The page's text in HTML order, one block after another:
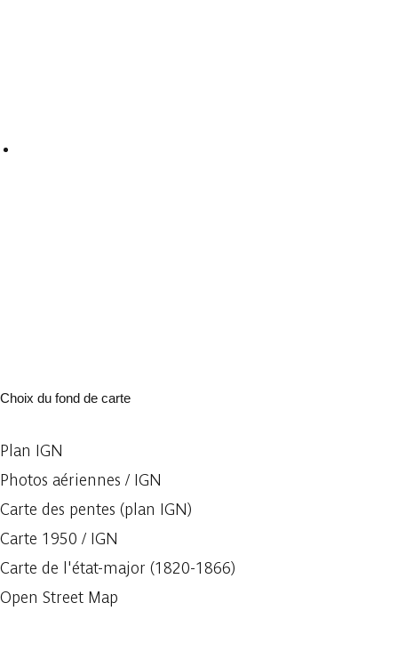
Choix du fond de carte
Plan IGN
Photos aériennes / IGN
Carte des pentes (plan IGN)
Carte 1950 / IGN
Carte de l'état-major (1820-1866)
Open Street Map